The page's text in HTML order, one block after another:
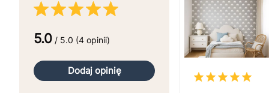
5.0 / 5.0 (4 opinii)
Dodaj opinię